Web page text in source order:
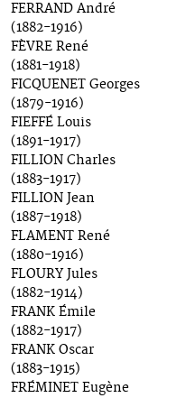
FERRAND André
(1882-1916)
FÈVRE René
(1881-1918)
FICQUENET Georges
(1879-1916)
FIEFFÉ Louis
(1891-1917)
FILLION Charles
(1883-1917)
FILLION Jean
(1887-1918)
FLAMENT René
(1880-1916)
FLOURY Jules
(1882-1914)
FRANK Émile
(1882-1917)
FRANK Oscar
(1883-1915)
FRÉMINET Eugène